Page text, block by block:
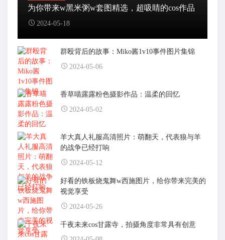
为你带来w黑米粥w套图精选，超吸睛的cos作品
2024-05-18
群殴背后的故事：Miko酱1v10事件图片集锦
2024-05-06
香草喵露露粉色摄影作品：温柔的回忆
2024-05-02
羊大真人礼服高清照片：萌翻天，代表狼与羊
的战争已经打响
2024-05-12
好看的铁板烧鬼舞w西施图片，给你带来完美的
视觉享受
2024-05-26
千夜未来cos甘露寺，拍摄角度非常具有创意